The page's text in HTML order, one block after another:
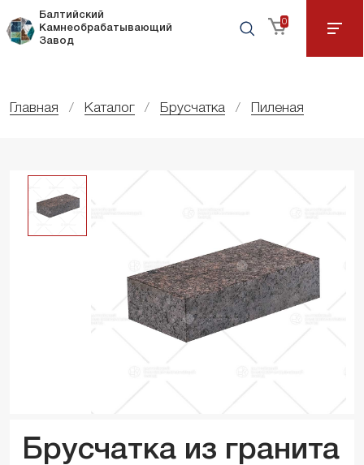
Балтийский
Камнеобрабатывающий
Завод
0
Главная Каталог Брусчатка Пиленая
Брусчатка из гранита